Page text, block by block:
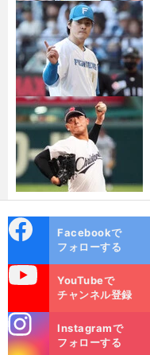
ok
Facebookで
フォローする
YouTubeで
チャンネル登録
m
Instagramで
フォローする